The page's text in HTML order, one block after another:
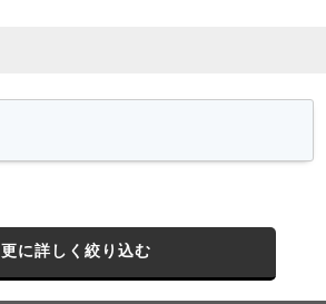
更に詳しく絞り込む